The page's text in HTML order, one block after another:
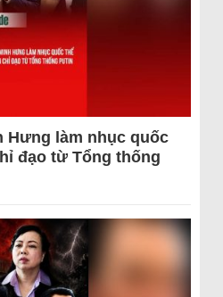
Hưng làm nhục quốc
đạo từ Tổng thống